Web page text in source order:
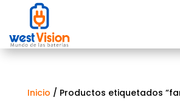
Inicio / Productos etiquetados